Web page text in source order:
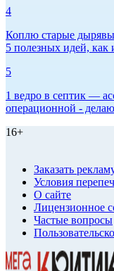
4
Коплю старые
5 полезных идей, как
5
1 ведро в септик —
операционной -
16+
Заказать
Условия
О сайте
Лицензионное
Частые вопросы